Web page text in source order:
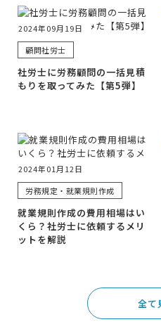
2024年09月19日
顧問社労士
社労士に労務顧問の一括見積
もりを取ってみた【第5弾】
2024年01月12日
労務規定・就業規則作成
就業規則作成の費用相場はい
くら？社労士に依頼するメリ
ットを解説
全て